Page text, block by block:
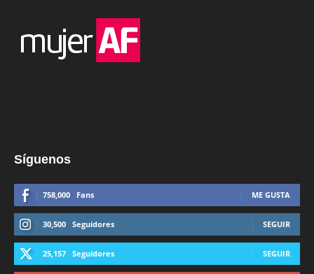
Síguenos
758,000 Fans ME GUSTA
30,500 Seguidores SEGUIR
25,157 Seguidores SEGUIR